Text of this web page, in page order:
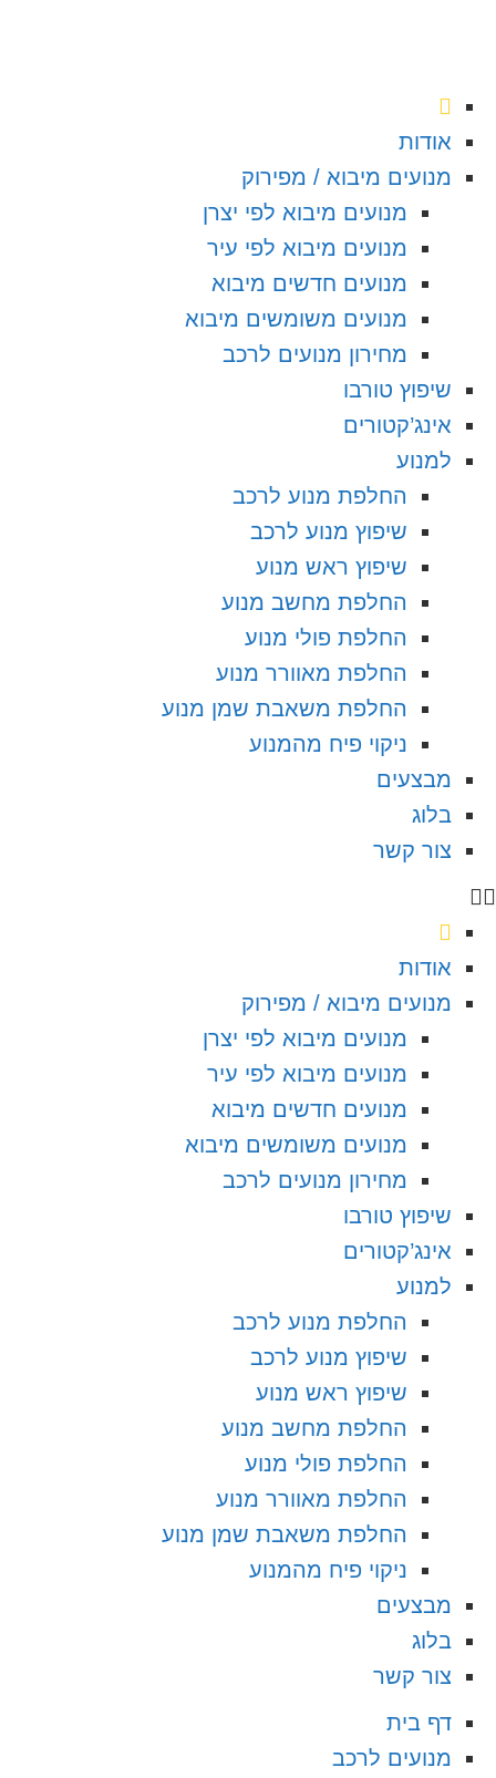
אודות
מנועים מיבוא / מפירוק
מנועים מיבוא לפי יצרן
מנועים מיבוא לפי עיר
מנועים חדשים מיבוא
מנועים משומשים מיבוא
מחירון מנועים לרכב
שיפוץ טורבו
אינג’קטורים
למנוע
החלפת מנוע לרכב
שיפוץ מנוע לרכב
שיפוץ ראש מנוע
החלפת מחשב מנוע
החלפת פולי מנוע
החלפת מאוורר מנוע
החלפת משאבת שמן מנוע
ניקוי פיח מהמנוע
מבצעים
בלוג
צור קשר
אודות
מנועים מיבוא / מפירוק
מנועים מיבוא לפי יצרן
מנועים מיבוא לפי עיר
מנועים חדשים מיבוא
מנועים משומשים מיבוא
מחירון מנועים לרכב
שיפוץ טורבו
אינג’קטורים
למנוע
החלפת מנוע לרכב
שיפוץ מנוע לרכב
שיפוץ ראש מנוע
החלפת מחשב מנוע
החלפת פולי מנוע
החלפת מאוורר מנוע
החלפת משאבת שמן מנוע
ניקוי פיח מהמנוע
מבצעים
בלוג
צור קשר
דף בית
מנועים לרכב